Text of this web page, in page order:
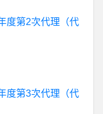
度第2次代理（代
度第3次代理（代